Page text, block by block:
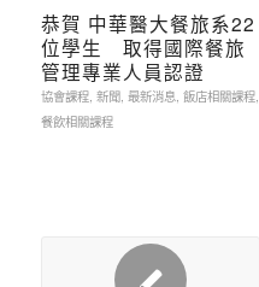
恭賀 中華醫大餐旅系22
位學生 取得國際餐旅
管理專業人員認證
協會課程, 新聞, 最新消息, 飯店相關課程,
餐飲相關課程